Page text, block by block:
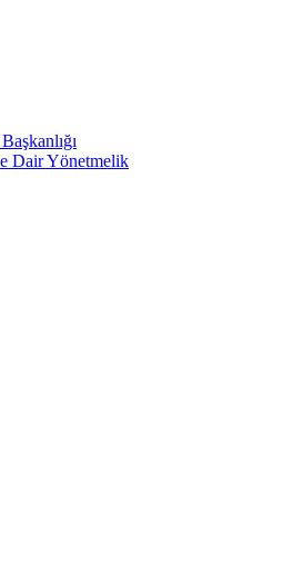
Dair Yönetmelik